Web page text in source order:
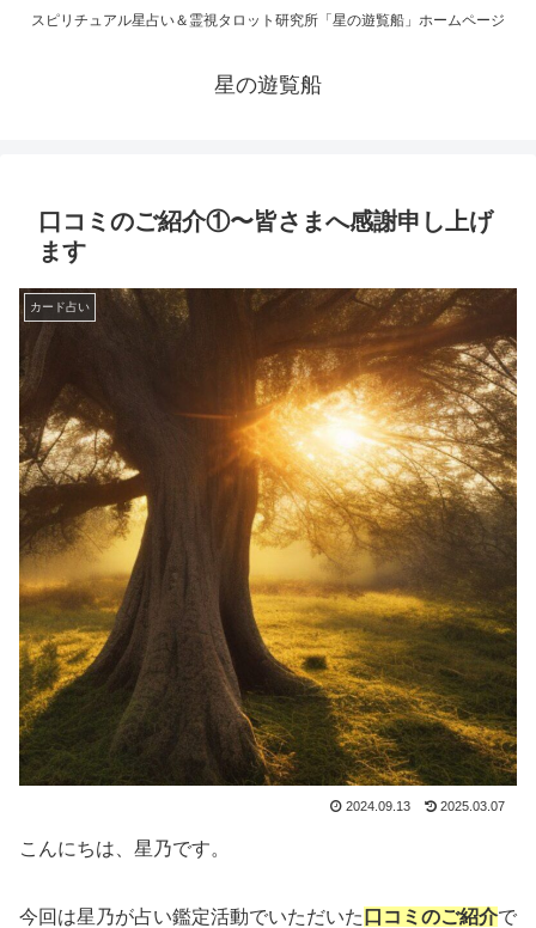
スピリチュアル星占い＆霊視タロット研究所「星の遊覧船」ホームページ
星の遊覧船
口コミのご紹介①〜皆さまへ感謝申し上げ
ます
カード占い
2024.09.13 2025.03.07
こんにちは、星乃です。
今回は星乃が占い鑑定活動でいただいた 口コミのご紹介で